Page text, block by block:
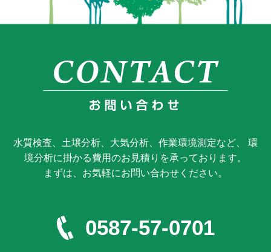
水質検査、土壌分析、大気分析、作業環境測定など、 環
境分析に掛かる費用のお見積りを承っております。
まずは、お気軽にお問い合わせください。
0587-57-0701